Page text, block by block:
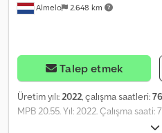
Almelo 2.648 km
Talep etmek
Üretim yılı:2022, çalışma saatleri:
MPB 20.55. Yıl: 2022. Çalışma
ağırlık: 16.000 kg. Dksdpjznalmjfx